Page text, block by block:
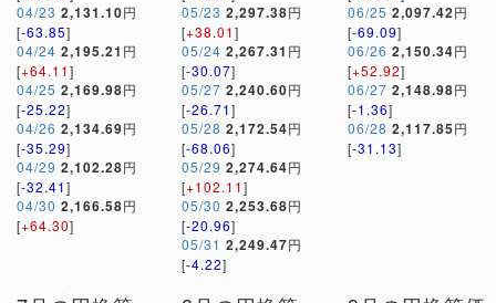
04/23 2,131.10円
[-63.85]
04/24 2,195.21 円
[+64.11]
04/25 2,169.98円
[-25.22]
04/26 2,134.69円
[-35.29]
04/29 2,102.28円
[-32.41]
04/30 2,166.58円
[+64.30]
05/23 2,297.38円
[+38.01]
05/24 2,267.31 円
[-30.07]
05/27 2,240.60円
[-26.71]
05/28 2,172.54円
[-68.06]
05/29 2,274.64円
[+102.11]
05/30 2,253.68円
[-20.96]
05/31 2,249.47円
[-4.22]
06/25 2,097.42円
[-69.09]
06/26 2,150.34円
[+52.92]
06/27 2,148.98円
[-1.36]
06/28 2,117.85円
[-31.13]